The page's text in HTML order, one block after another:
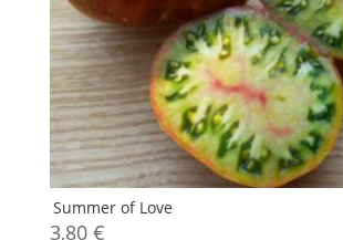
Summer of Love
3,80 €